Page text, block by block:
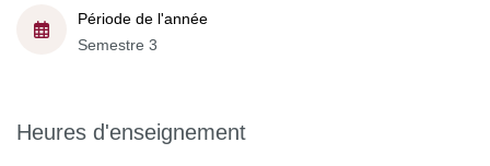
Période de l'année
Semestre 3
Heures d'enseignement